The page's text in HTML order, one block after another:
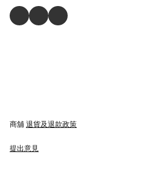
商舖 退貨及退款政策
提出意見